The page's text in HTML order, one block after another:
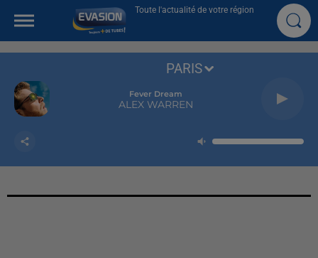
Toute l'actualité de votre région
Fever Dream
ALEX WARREN
PARIS